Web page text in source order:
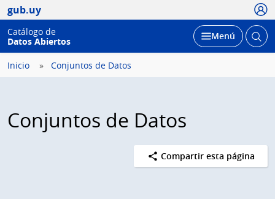
gub.uy
Catálogo de
Datos Abiertos
Desplegar
Menú Abrir
Inicio Conjuntos de Datos
Conjuntos de Datos
Compartir esta página